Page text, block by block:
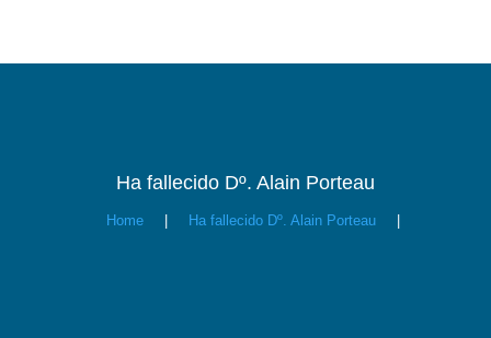
Ha fallecido Dº. Alain Porteau
Home Ha fallecido Dº. Alain Porteau